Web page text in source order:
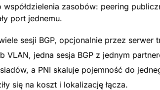
zasobów: peering
port jednemu.
sesji BGP, opcjonalnie przez serwer
VLAN, jedna sesja BGP z jednym
a PNI skaluje pojemność do
się na koszt i lokalizację łącza.